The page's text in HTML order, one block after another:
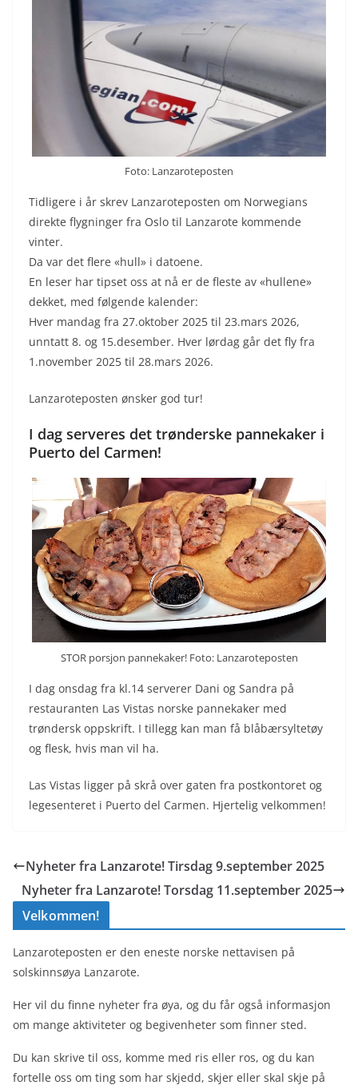
Foto: Lanzaroteposten
Tidligere i år skrev Lanzaroteposten om Norwegians
direkte flygninger fra Oslo til Lanzarote kommende
vinter.
Da var det flere «hull» i datoene.
En leser har tipset oss at nå er de fleste av «hullene»
dekket, med følgende kalender:
Hver mandag fra 27.oktober 2025 til 23.mars 2026,
unntatt 8. og 15.desember. Hver lørdag går det fly fra
1.november 2025 til 28.mars 2026.
Lanzaroteposten ønsker god tur!
I dag serveres det trønderske pannekaker i
Puerto del Carmen!
STOR porsjon pannekaker! Foto: Lanzaroteposten
I dag onsdag fra kl.14 serverer Dani og Sandra på
restauranten Las Vistas norske pannekaker med
trøndersk oppskrift. I tillegg kan man få blåbærsyltetøy
og flesk, hvis man vil ha.
Las Vistas ligger på skrå over gaten fra postkontoret og
legesenteret i Puerto del Carmen. Hjertelig velkommen!
Nyheter fra Lanzarote! Tirsdag 9.september 2025
Nyheter fra Lanzarote! Torsdag 11.september 2025
Velkommen!
Lanzaroteposten er den eneste norske nettavisen på
solskinnsøya Lanzarote.
Her vil du finne nyheter fra øya, og du får også informasjon
om mange aktiviteter og begivenheter som finner sted.
Du kan skrive til oss, komme med ris eller ros, og du kan
fortelle oss om ting som har skjedd, skjer eller skal skje på